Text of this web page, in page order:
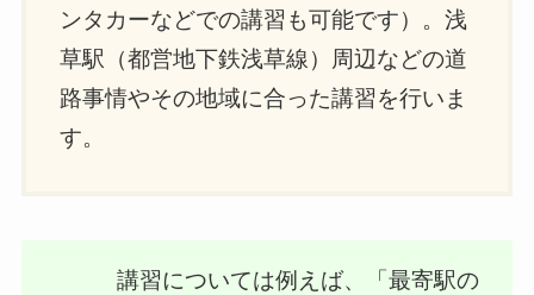
ンタカーなどでの講習も可能です）。浅
草駅（都営地下鉄浅草線）周辺などの道
路事情やその地域に合った講習を行いま
す。
講習については例えば、「最寄駅の